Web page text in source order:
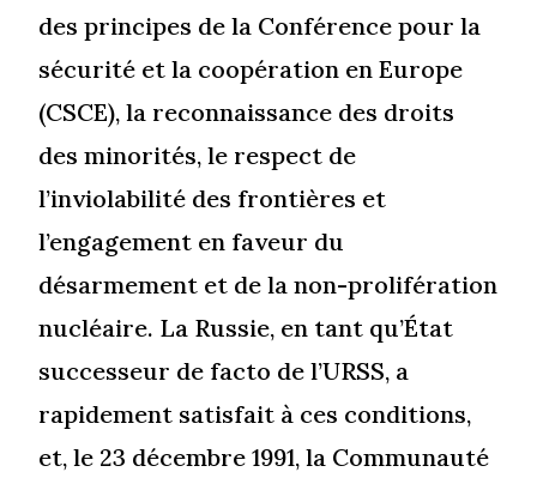
des principes de la Conférence pour la
sécurité et la coopération en Europe
(CSCE), la reconnaissance des droits
des minorités, le respect de
l’inviolabilité des frontières et
l’engagement en faveur du
désarmement et de la non-prolifération
nucléaire. La Russie, en tant qu’État
successeur de facto de l’URSS, a
rapidement satisfait à ces conditions,
et, le 23 décembre 1991, la Communauté